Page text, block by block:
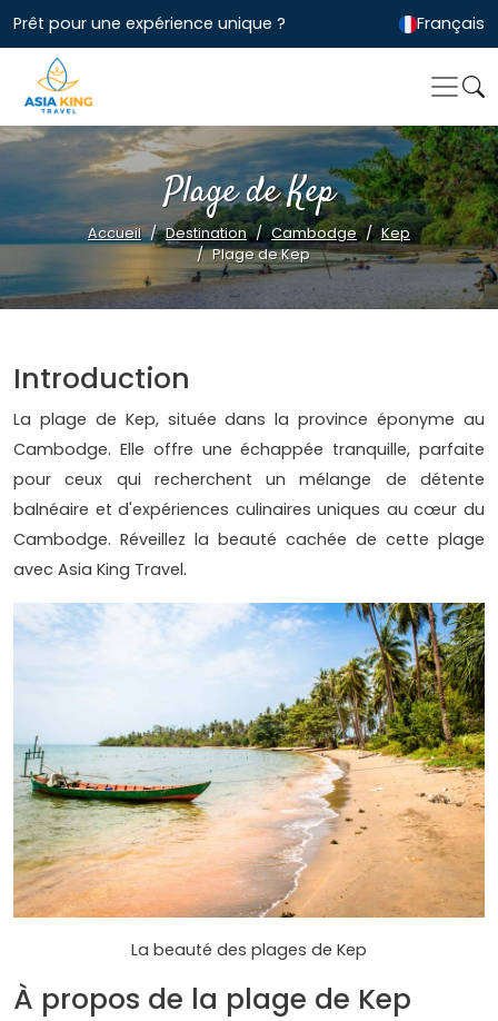
Prêt pour une expérience unique ? Français
Plage de Kep
Accueil Destination Cambodge
Kep
Plage de Kep
Introduction
La plage de Kep, située dans la province éponyme au
Cambodge. Elle offre une échappée tranquille, parfaite
pour ceux qui recherchent un mélange de détente
balnéaire et d'expériences culinaires uniques au cœur du
Cambodge. Réveillez la beauté cachée de cette plage
avec Asia King Travel.
La beauté des plages de Kep
À propos de la plage de Kep